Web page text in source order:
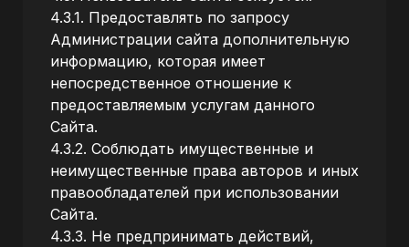
4.3.1. Предоставлять по запросу
Администрации сайта дополнительную
информацию, которая имеет
непосредственное отношение к
предоставляемым услугам данного
Сайта.
4.3.2. Соблюдать имущественные и
неимущественные права авторов и иных
правообладателей при использовании
Сайта.
4.3.3. Не предпринимать действий,